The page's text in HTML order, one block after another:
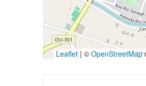
Leaflet | © OpenStreetMap